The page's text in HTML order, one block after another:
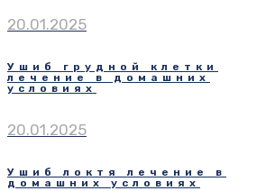
20.01.2025
Ушиб грудной клетки
лечение в домашних
условиях
20.01.2025
Ушиб локтя лечение в
домашних условиях